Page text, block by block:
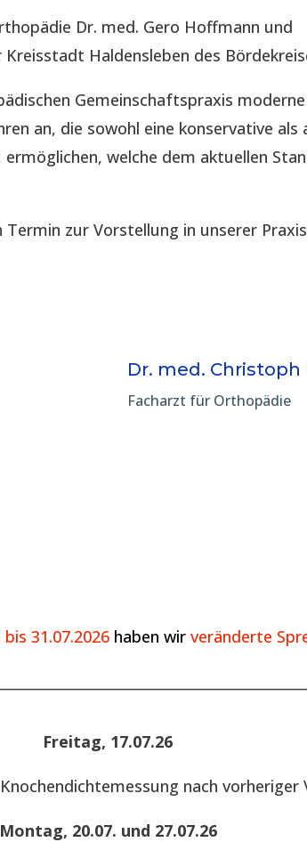
Dr. med. Gero Hoffmann und
Haldensleben des
Gemeinschaftspraxis
an, die sowohl eine konservative als
welche dem aktuellen
zur Vorstellung in unserer
Dr. med. Christoph
Facharzt für Orthopädie
bis 31.07.2026 haben wir veränderte
Freitag, 17.07.26
nach vorheriger
Montag, 20.07. und 27.07.26